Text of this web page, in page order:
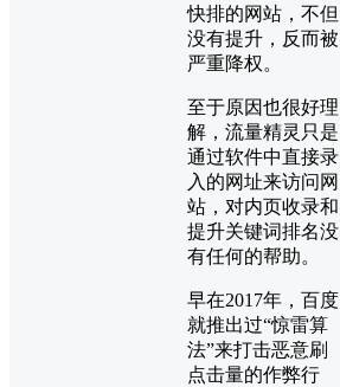
快排的网站，不但
没有提升，反而被
严重降权。
至于原因也很好理
解，流量精灵只是
通过软件中直接录
入的网址来访问网
站，对内页收录和
提升关键词排名没
有任何的帮助。
早在2017年，百度
就推出过“惊雷算
法”来打击恶意刷
点击量的作弊行